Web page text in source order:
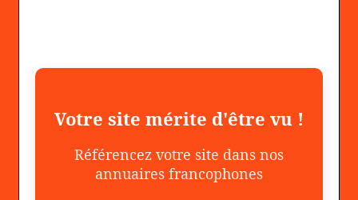
Votre site mérite d'être vu !
Référencez votre site dans nos
annuaires francophones